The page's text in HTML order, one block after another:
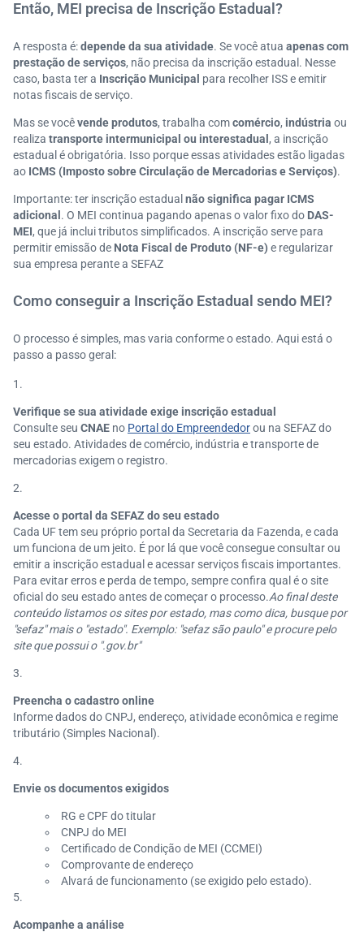
Então, MEI precisa de Inscrição Estadual?
A resposta é:depende da sua atividade. Se você atua apenas com
prestação de serviços, não precisa da inscrição estadual. Nesse
caso, basta ter a Inscrição Municipal para recolher ISS e emitir
notas fiscais de serviço.
Mas se vocêvende produtos, trabalha comcomércio, indústria ou
realiza transporte intermunicipal ou interestadual , a inscrição
estadual é obrigatória. Isso porque essas atividades estão ligadas
ao ICMS (Imposto sobre Circulação de Mercadorias e Serviços).
Importante: ter inscrição estadual não significa pagar ICMS
adicional . O MEI continua pagando apenas o valor fixo do DAS-
MEI, que já inclui tributos simplificados. A inscrição serve para
permitir emissão de Nota Fiscal de Produto (NF-e) e regularizar
sua empresa perante a SEFAZ
Como conseguir a Inscrição Estadual sendo MEI?
O processo é simples, mas varia conforme o estado. Aqui está o
passo a passo geral:
Verifique se sua atividade exige inscrição estadual
Consulte seu CNAE no Portal do Empreendedorou na SEFAZ do
seu estado. Atividades de comércio, indústria e transporte de
mercadorias exigem o registro.
Acesse o portal da SEFAZ do seu estado
Cada UF tem seu próprio portal da Secretaria da Fazenda, e cada
um funciona de um jeito. É por lá que você consegue consultar ou
emitir a inscrição estadual e acessar serviços fiscais importantes.
Para evitar erros e perda de tempo, sempre confira qual é o site
oficial do seu estado antes de começar o processo.Ao final deste
conteúdo listamos os sites por estado, mas como dica, busque por
"sefaz" mais o "estado". Exemplo: "sefaz são paulo" e procure pelo
site que possui o ".gov.br"
Preencha o cadastro online
Informe dados do CNPJ, endereço, atividade econômica e regime
tributário (Simples Nacional).
Envie os documentos exigidos
RG e CPF do titular
CNPJ do MEI
Certificado de Condição de MEI (CCMEI)
Comprovante de endereço
Alvará de funcionamento (se exigido pelo estado).
Acompanhe a análise